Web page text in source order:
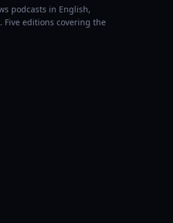
podcasts in English,
Five editions covering the